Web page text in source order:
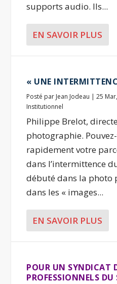
supports audio. Ils...
EN SAVOIR PLUS
« UNE
Posté par Jean Jodeau |25
Institutionnel
Philippe Brelot,
photographie.
rapidement votre
dans l’intermittence
débuté dans la photo
dans les « images...
EN SAVOIR PLUS
POUR UN SYNDICAT
PROFESSIONNELS DU